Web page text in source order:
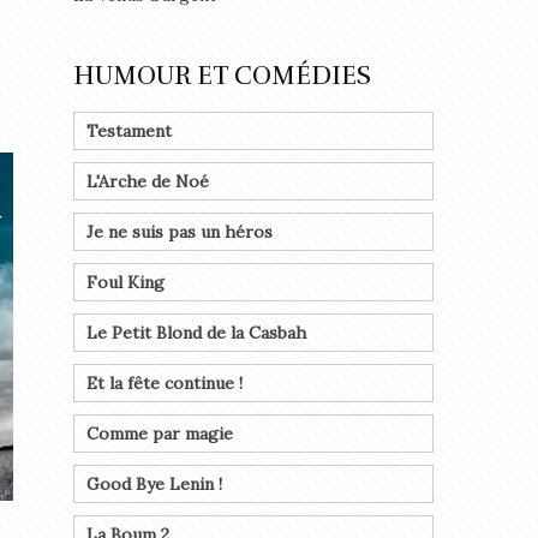
HUMOUR ET COMÉDIES
Testament
L'Arche de Noé
Je ne suis pas un héros
Foul King
Le Petit Blond de la Casbah
Et la fête continue !
Comme par magie
Good Bye Lenin !